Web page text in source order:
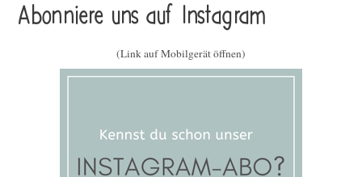
Abonniere uns auf Instagram
(Link auf Mobilgerät öffnen)